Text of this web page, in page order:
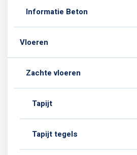
Informatie Beton
Vloeren
Zachte vloeren
Tapijt
Tapijt tegels